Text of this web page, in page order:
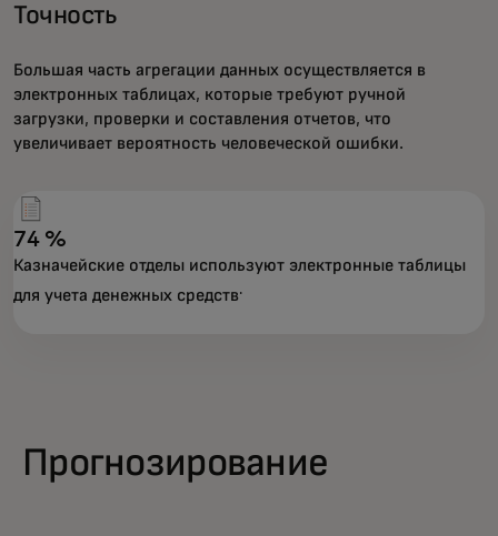
Точность
Большая часть агрегации данных осуществляется в
электронных таблицах, которые требуют ручной
загрузки, проверки и составления отчетов, что
увеличивает вероятность человеческой ошибки.
74 %
Казначейские отделы используют электронные таблицы
для учета денежных средств.
Прогнозирование